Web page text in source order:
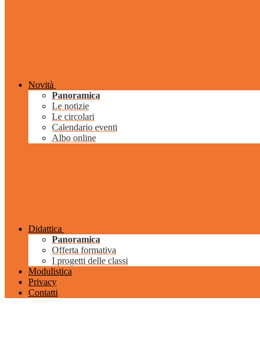
Novità
Panoramica
Le notizie
Le circolari
Calendario eventi
Albo online
Didattica
Panoramica
Offerta formativa
I progetti delle classi
Modulistica
Privacy
Contatti